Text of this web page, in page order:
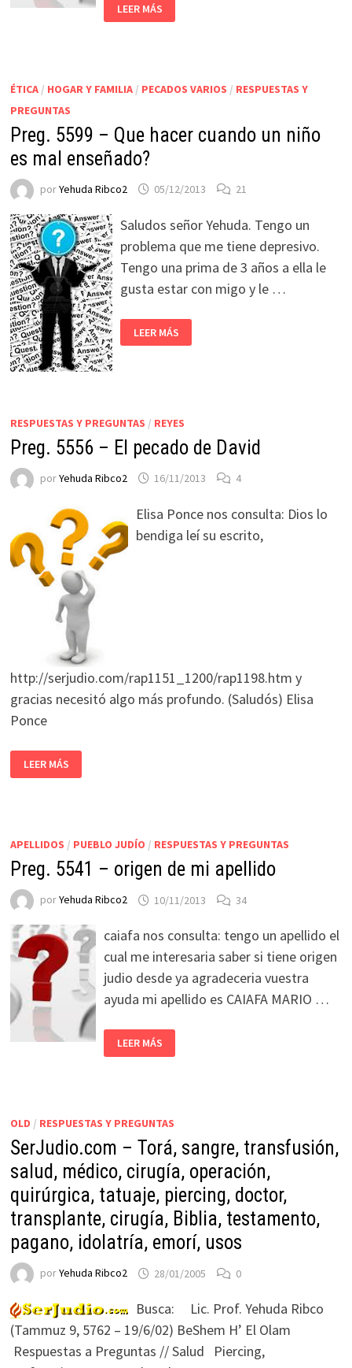
LEER MÁS
ÉTICA/ HOGAR Y FAMILIA/ PECADOS VARIOS / RESPUESTAS Y
PREGUNTAS
Preg. 5599 – Que hacer cuando un niño
es mal enseñado?
porYehuda Ribco2 05/12/2013 21
Saludos señor Yehuda. Tengo un
problema que me tiene depresivo.
Tengo una prima de 3 años a ella le
gusta estar con migo y le …
LEER MÁS
RESPUESTAS Y PREGUNTAS / REYES
Preg. 5556 – El pecado de David
porYehuda Ribco2 16/11/2013 4
Elisa Ponce nos consulta: Dios lo
bendiga leí su escrito,
http://serjudio.com/rap1151_1200/rap1198.htm y
gracias necesitó algo más profundo. (Saludós) Elisa
Ponce
LEER MÁS
APELLIDOS / PUEBLO JUDÍO / RESPUESTAS Y PREGUNTAS
Preg. 5541 – origen de mi apellido
porYehuda Ribco2 10/11/2013 34
caiafa nos consulta: tengo un apellido el
cual me interesaria saber si tiene origen
judio desde ya agradeceria vuestra
ayuda mi apellido es CAIAFA MARIO …
LEER MÁS
OLD / RESPUESTAS Y PREGUNTAS
SerJudio.com – Torá, sangre, transfusión,
salud, médico, cirugía, operación,
quirúrgica, tatuaje, piercing, doctor,
transplante, cirugía, Biblia, testamento,
pagano, idolatría, emorí, usos
porYehuda Ribco2 28/01/2005 0
Busca: Lic. Prof. Yehuda Ribco
(Tammuz 9, 5762 – 19/6/02) BeShem H’ El Olam
Respuestas a Preguntas // Salud Piercing,